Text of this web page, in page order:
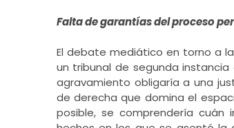
Falta de garantías del proceso
El debate mediático en torno a
un tribunal de segunda
agravamiento obligaría a una
de derecha que domina el
posible, se comprendería